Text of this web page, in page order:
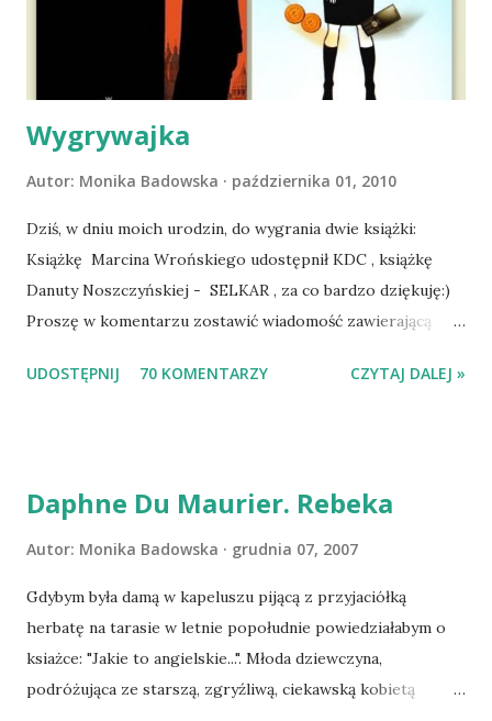
wspólnym życiem zdezorientowanego chorobą psa. Udało
się ustabilizować zawirowania zdrowotne i wówczas
zaczęliśmy się cieszyć sobą wzajemnie już na 100%.
Dopier...
Wygrywajka
Autor: Monika Badowska października 01, 2010
Dziś, w dniu moich urodzin, do wygrania dwie książki:
Książkę Marcina Wrońskiego udostępnił KDC , książkę
Danuty Noszczyńskiej - SELKAR , za co bardzo dziękuję:)
Proszę w komentarzu zostawić wiadomość zawierającą
Losowanie odbędzie się w niedzielę o 8:00. Zapraszam
UDOSTĘPNIJ 70 KOMENTARZY CZYTAJ DALEJ »
Daphne Du Maurier. Rebeka
Autor: Monika Badowska grudnia 07, 2007
Gdybym była damą w kapeluszu pijącą z przyjaciółką
herbatę na tarasie w letnie popołudnie powiedziałabym o
ksiażce: "Jakie to angielskie...". Młoda dziewczyna,
podróżująca ze starszą, zgryźliwą, ciekawską kobietą